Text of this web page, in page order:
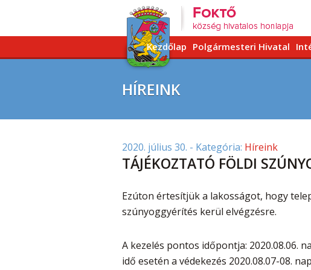
Kezdőlap Polgármesteri Hivatal
HÍREINK
2020. július 30. - Kategória: Híreink
TÁJÉKOZTATÓ FÖLDI
Ezúton értesítjük a lakosságot, hogy
szúnyoggyérítés kerül elvégzésre.
A kezelés pontos időpontja: 2020.08.06.
idő esetén a védekezés 2020.08.07-08.